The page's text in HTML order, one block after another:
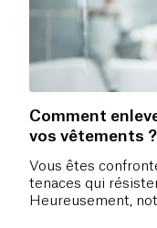
Comment
vos vêtements
Vous êtes
tenaces qui
Heureusement,